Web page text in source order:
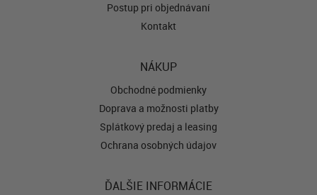
Postup pri objednávaní
Kontakt
NÁKUP
Obchodné podmienky
Doprava a možnosti platby
Splátkový predaj a leasing
Ochrana osobných údajov
ĎALŠIE INFORMÁCIE